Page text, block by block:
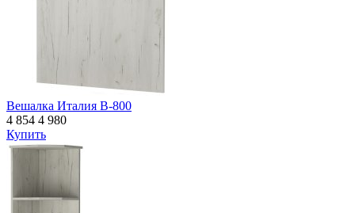
Вешалка Италия В-800
4 854 4 980
Купить